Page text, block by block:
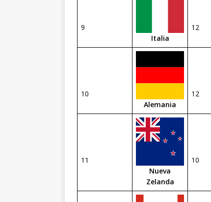
9
Italia
12
10
Alemania
12
11
Nueva
Zelanda
10